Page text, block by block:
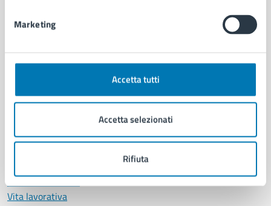
Marketing
Accetta tutti
Accetta selezionati
Rifiuta
CATEGORIE DI SERVIZIO
Anagrafe e stato civile
Cultura e tempo libero
Documenti e certificati
Educazione e formazione
Giustizia e sicurezza pubblica
Salute, benessere e assistenza
Servizi Cimiteriali
Vita lavorativa